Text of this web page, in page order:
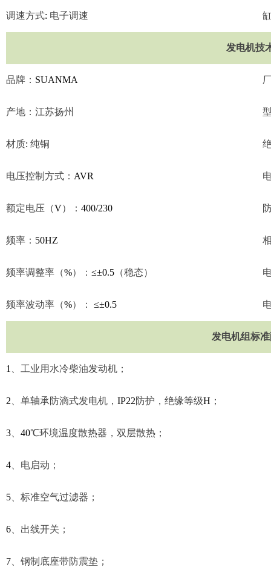
调速方式: 电子调速
发电机技
品牌： SUANMA
产地：江苏扬州
材质: 纯铜
电压控制方式： AVR
额定电压（V）： 400/230
频率： 50HZ
频率调整率（%）： ≤±0.5 （稳态）
频率波动率（%）： ≤±0.5
发电机组标
1 工业用水冷柴油发动机；
2 单轴承防滴式发电机， IP22防护，绝缘等级H ；
3 40℃环境温度散热器，双层散热；
4 电启动；
5 标准空气过滤器；
6 出线开关；
7 钢制底座带防震垫；